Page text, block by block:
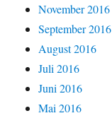
November 2016
September 2016
August 2016
Juli 2016
Juni 2016
Mai 2016